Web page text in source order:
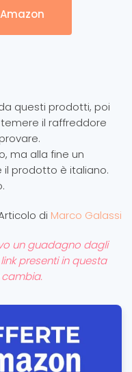
questi prodotti, poi
il raffreddore
ma alla fine un
prodotto è italiano.
di Marco Galassi
un guadagno dagli
presenti in questa